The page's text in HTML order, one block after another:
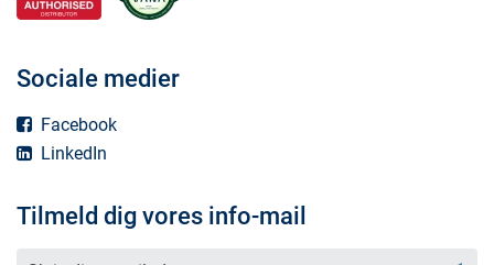
Sociale medier
Facebook
LinkedIn
Tilmeld dig vores info-mail